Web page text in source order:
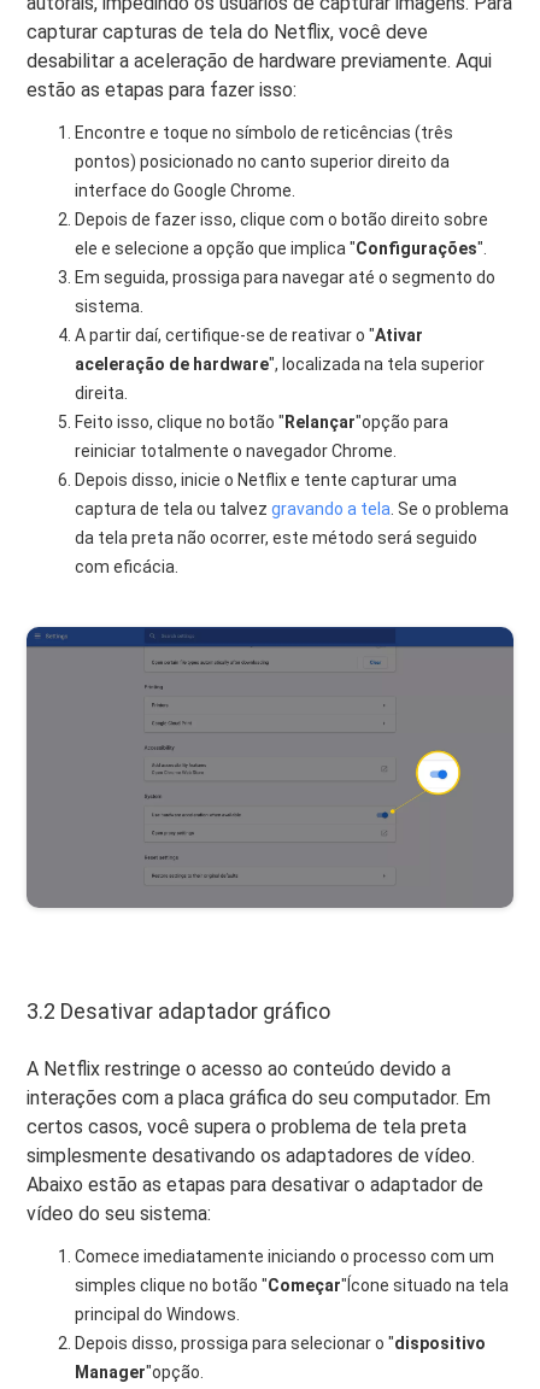
capturar capturas de tela do Netflix, você deve
desabilitar a aceleração de hardware previamente. Aqui
estão as etapas para fazer isso:
Encontre e toque no símbolo de reticências (três
pontos) posicionado no canto superior direito da
interface do Google Chrome.
Depois de fazer isso, clique com o botão direito sobre
ele e selecione a opção que implica "Configurações".
Em seguida, prossiga para navegar até o segmento do
sistema.
A partir daí, certifique-se de reativar o "Ativar
aceleração de hardware", localizada na tela superior
direita.
Feito isso, clique no botão " Relançar"opção para
reiniciar totalmente o navegador Chrome.
Depois disso, inicie o Netflix e tente capturar uma
captura de tela ou talvezgravando a tela . Se o problema
da tela preta não ocorrer, este método será seguido
com eficácia.
3.2 Desativar adaptador gráfico
A Netflix restringe o acesso ao conteúdo devido a
interações com a placa gráfica do seu computador. Em
certos casos, você supera o problema de tela preta
simplesmente desativando os adaptadores de vídeo.
Abaixo estão as etapas para desativar o adaptador de
vídeo do seu sistema:
Comece imediatamente iniciando o processo com um
simples clique no botão "Começar"Ícone situado na tela
principal do Windows.
Depois disso, prossiga para selecionar o "dispositivo
Manager"opção.